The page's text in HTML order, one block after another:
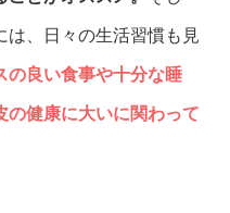
は、日々の生活習慣も見
の良い食事や十分な睡
健康に大いに関わって